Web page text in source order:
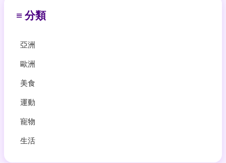
≡ 分類
亞洲
歐洲
美食
運動
寵物
生活